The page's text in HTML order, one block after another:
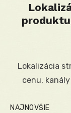
Lokalizácia
cenu,
NAJNOVŠIE